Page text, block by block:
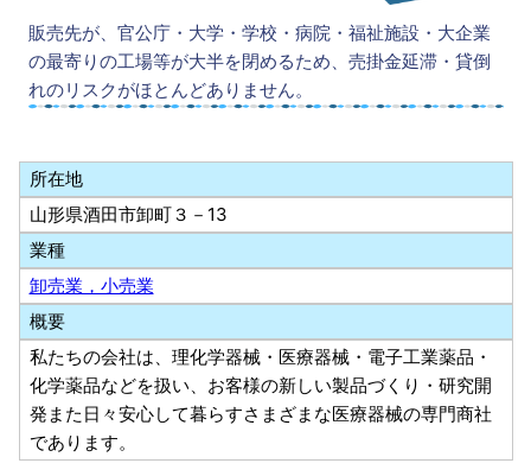
販売先が、官公庁・大学・学校・病院・福祉施設・大企業
の最寄りの工場等が大半を閉めるため、売掛金延滞・貸倒
れのリスクがほとんどありません。
所在地
山形県酒田市卸町３－13
業種
卸売業，小売業
概要
私たちの会社は、理化学器械・医療器械・電子工業薬品・
化学薬品などを扱い、お客様の新しい製品づくり・研究開
発また日々安心して暮らすさまざまな医療器械の専門商社
であります。